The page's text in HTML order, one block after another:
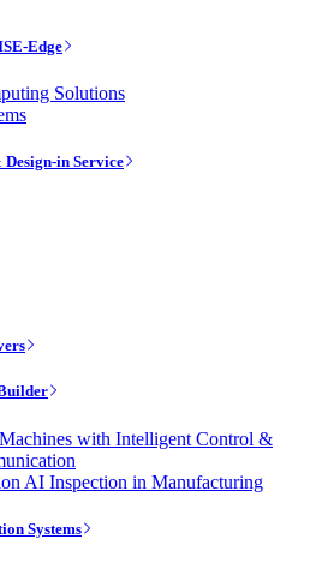
Edge
Solutions
in Service
with Intelligent Control &
AI Inspection in Manufacturing
Systems